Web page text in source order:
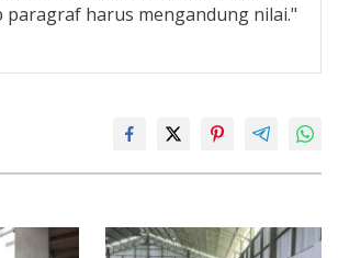
paragraf harus mengandung nilai."